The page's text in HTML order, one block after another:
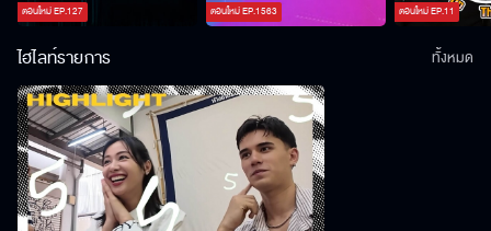
ตอนใหม่EP.127 ตอนใหม่EP.1563 ตอนใหม่EP.11
ไฮไลท์รายการ ทั้งหมด